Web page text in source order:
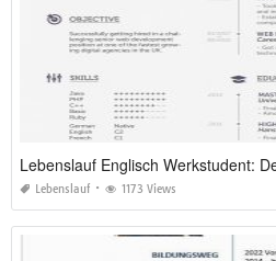
Lebenslauf Englisch Werkstudent:
Lebenslauf 1173 Views